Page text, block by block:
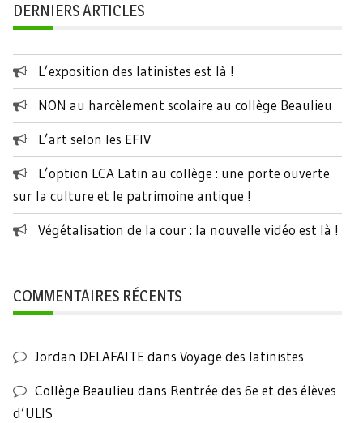
DERNIERS ARTICLES
L’exposition des latinistes est là !
NON au harcèlement scolaire au collège Beaulieu
L’art selon les EFIV
L’option LCA Latin au collège : une porte ouverte
sur la culture et le patrimoine antique !
Végétalisation de la cour : la nouvelle vidéo est là !
COMMENTAIRES RÉCENTS
Jordan DELAFAITEdans Voyage des latinistes
Collège Beaulieu dans Rentrée des 6e et des élèves
d’ULIS